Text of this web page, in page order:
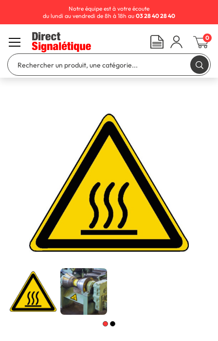
Notre équipe est à votre écoute
du lundi au vendredi de 8h à 18h au 03 28 40 28 40
0